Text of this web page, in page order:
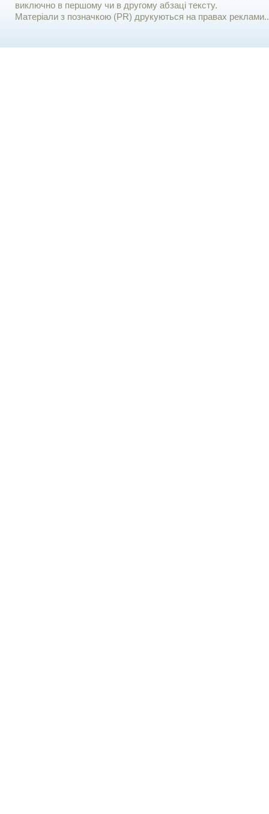
виключно в першому чи в другому абзаці тексту.
Матеріали з позначкою (PR) друкуються на правах реклами..